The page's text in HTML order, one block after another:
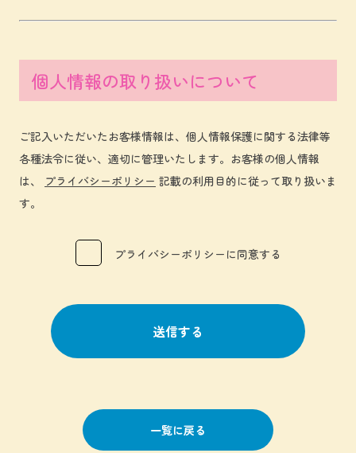
個人情報の取り扱いについて
ご記入いただいたお客様情報は、個人情報保護に関する法律等
各種法令に従い、適切に管理いたします。お客様の個人情報
は、 プライバシーポリシー 記載の利用目的に従って取り扱いま
す。
プライバシーポリシーに同意する
一覧に戻る